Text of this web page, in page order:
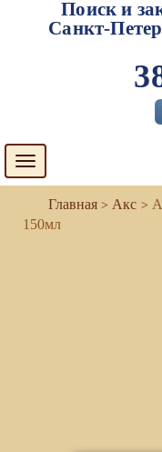
Поиск и
Санкт-
Toggle
navigation
Акс
150мл